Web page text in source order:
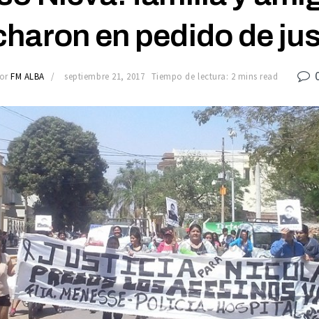
en pedido de
FM ALBA septiembre 21, 2017 Tiempo de lectura: 2 mins read